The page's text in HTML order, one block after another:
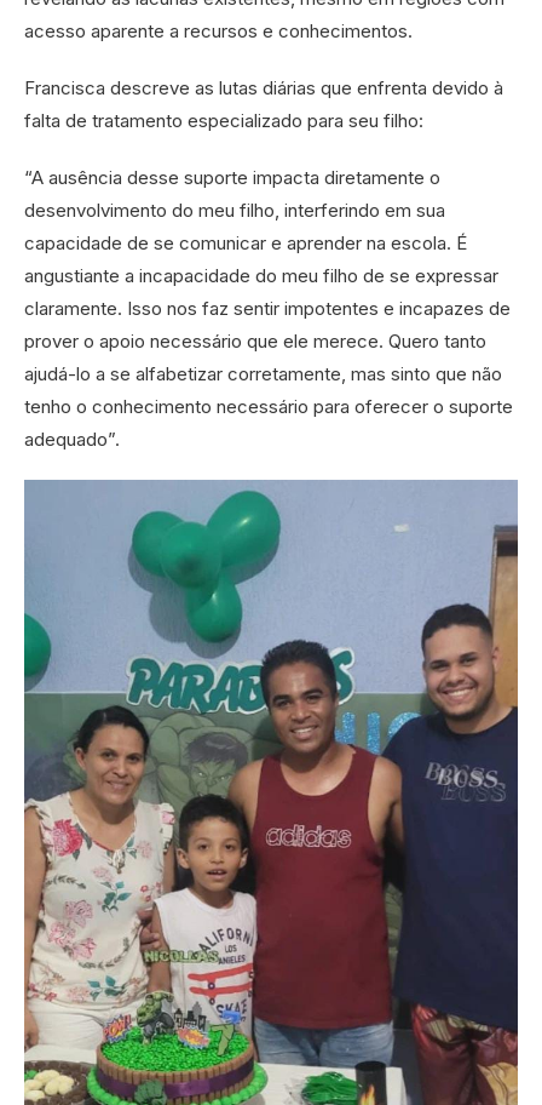
acesso aparente a recursos e conhecimentos.
Francisca descreve as lutas diárias que enfrenta devido à
falta de tratamento especializado para seu filho:
“A ausência desse suporte impacta diretamente o
desenvolvimento do meu filho, interferindo em sua
capacidade de se comunicar e aprender na escola. É
angustiante a incapacidade do meu filho de se expressar
claramente. Isso nos faz sentir impotentes e incapazes de
prover o apoio necessário que ele merece. Quero tanto
ajudá-lo a se alfabetizar corretamente, mas sinto que não
tenho o conhecimento necessário para oferecer o suporte
adequado”.